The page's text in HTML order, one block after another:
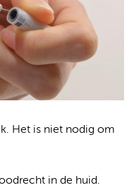
Het is niet nodig om
in de huid.